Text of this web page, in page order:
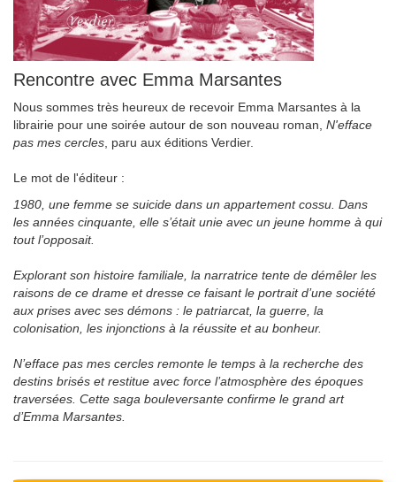
Rencontre avec Emma Marsantes
Nous sommes très heureux de recevoir Emma Marsantes à la
librairie pour une soirée autour de son nouveau roman, N'efface
pas mes cercles , paru aux éditions Verdier.
Le mot de l'éditeur :
1980, une femme se suicide dans un appartement cossu. Dans
les années cinquante, elle s’était unie avec un jeune homme à qui
tout l’opposait.
Explorant son histoire familiale, la narratrice tente de démêler les
raisons de ce drame et dresse ce faisant le portrait d’une société
aux prises avec ses démons : le patriarcat, la guerre, la
colonisation, les injonctions à la réussite et au bonheur.
N’efface pas mes cercles remonte le temps à la recherche des
destins brisés et restitue avec force l’atmosphère des époques
traversées. Cette saga bouleversante confirme le grand art
d’Emma Marsantes.